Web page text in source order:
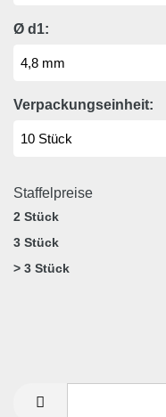
Ø d1:
Verpackungseinheit:
Staffelpreise
2 Stück
3 Stück
> 3 Stück